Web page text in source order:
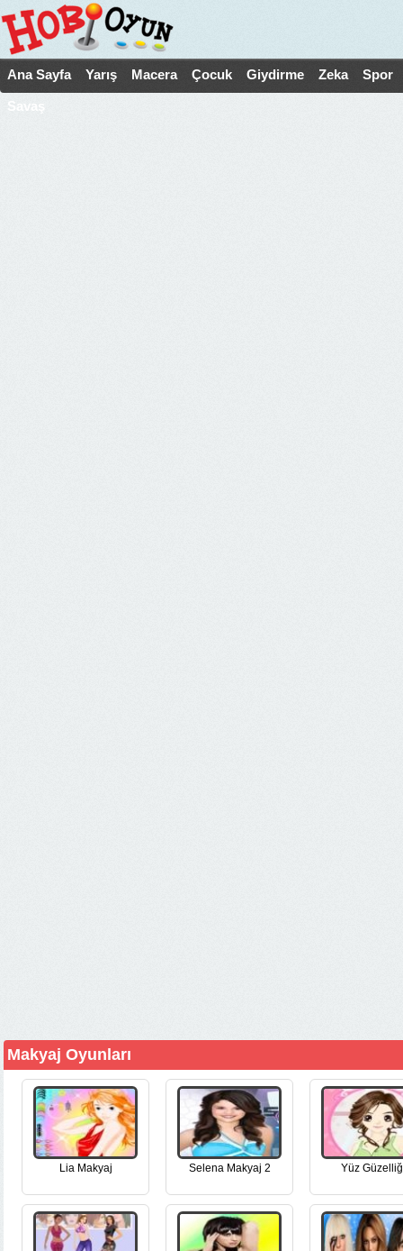
Ana Sayfa Yarış Macera Çocuk Giydirme Zeka Spor
Makyaj Oyunları
Lia Makyaj Selena Makyaj 2 Yüz